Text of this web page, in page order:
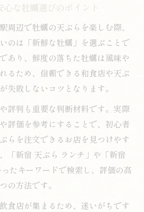
な牡蠣選びのポイント
周辺で牡蠣の天ぷらを楽しむ際、
のは「新鮮な牡蠣」を選ぶことで
あり、鮮度の落ちた牡蠣は風味や
るため、信頼できる和食店や天ぷ
失敗しないコツとなります。
評判も重要な判断材料です。実際
評価を参考にすることで、初心者
らを注文できるお店を見つけやす
「新宿 天ぷら ランチ」や「新宿
たキーワードで検索し、評価の高
の方法です。
食店が集まるため、迷いがちです